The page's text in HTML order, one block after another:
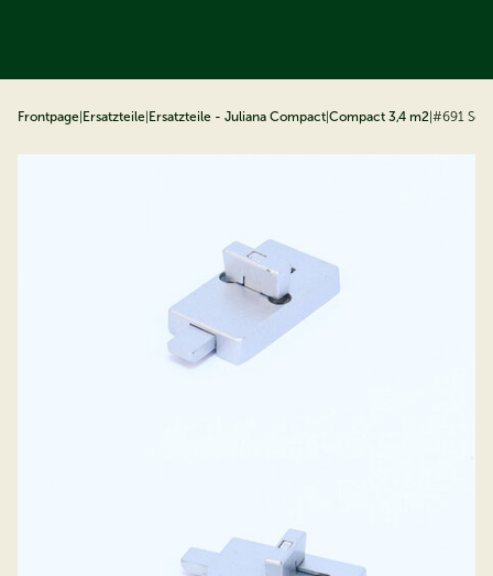
Frontpage Ersatzteile Ersatzteile - Juliana Compact Compact 3,4 m2 #691